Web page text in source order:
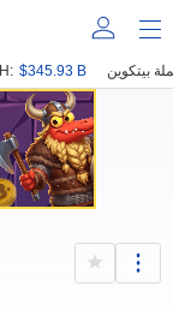
قيمة التداول 24H: $345.93 B